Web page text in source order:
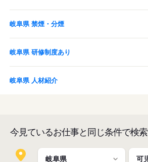
岐阜県 禁煙・分煙
岐阜県 研修制度あり
岐阜県 人材紹介
今見ているお仕事と同じ条件で検索